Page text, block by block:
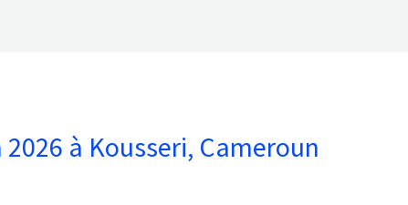
à Kousseri, Cameroun